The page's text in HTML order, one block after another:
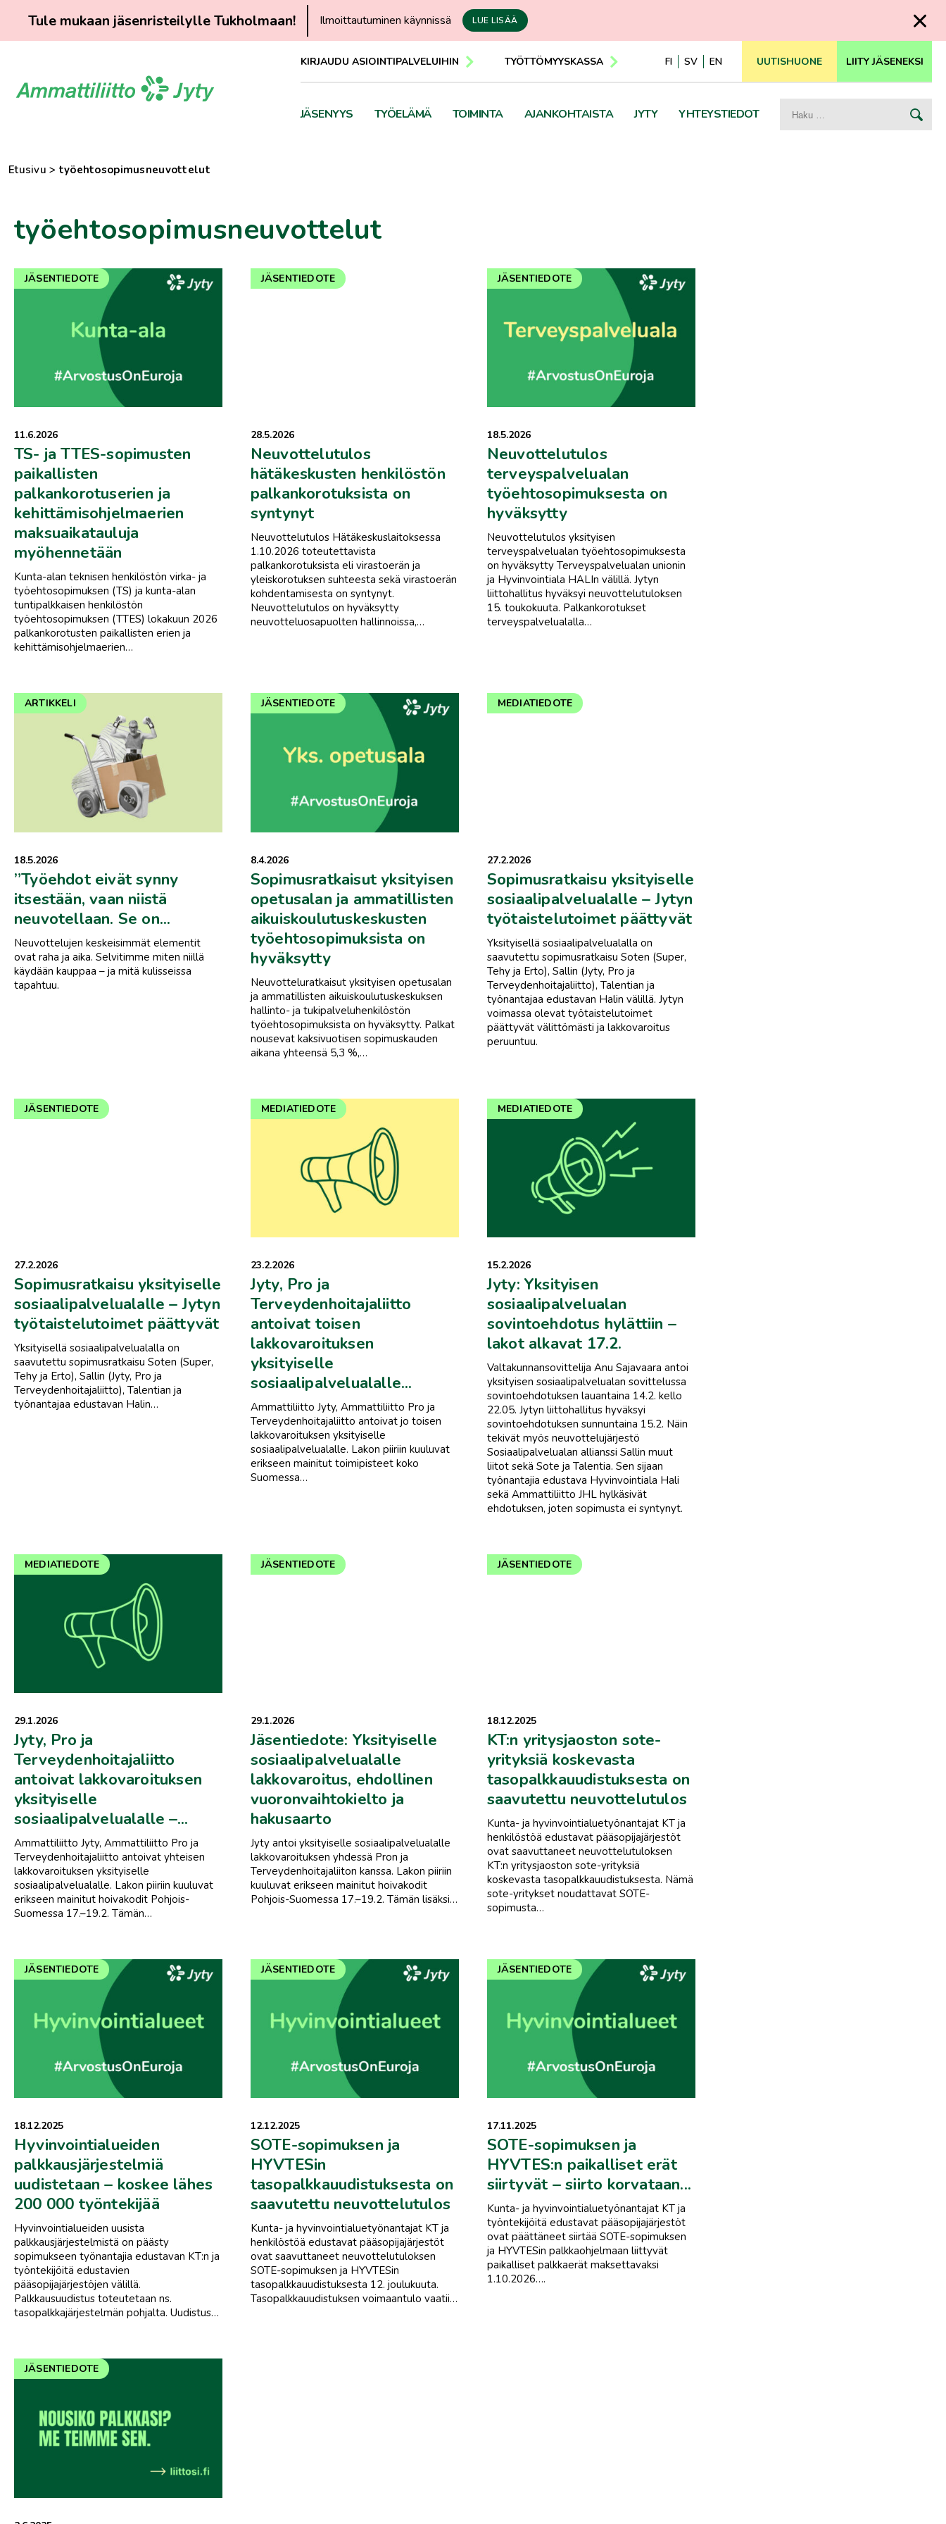
Tule mukaan jäsenristeilylle Tukholmaan! Ilmoittautuminen käynnissä LUE LISÄÄ
sisältöön
KIRJAUDU ASIOINTIPALVELUIHIN TYÖTTÖMYYSKASSA FI SV EN UUTISHUONE LIITY JÄSENEKSI
JÄSENYYS TYÖELÄMÄ TOIMINTA AJANKOHTAISTA JYTY YHTEYSTIEDOT Haku:
Etusivu > työehtosopimusneuvottelut
työehtosopimusneuvottelut
JÄSENTIEDOTE
11.6.2026
TS- ja TTES-sopimusten
paikallisten
palkankorotuserien ja
kehittämisohjelmaerien
maksuaikatauluja
myöhennetään
Kunta-alan teknisen henkilöstön virka- ja
työehtosopimuksen (TS) ja kunta-alan
tuntipalkkaisen henkilöstön
työehtosopimuksen (TTES) lokakuun 2026
palkankorotusten paikallisten erien ja
kehittämisohjelmaerien…
JÄSENTIEDOTE
28.5.2026
Neuvottelutulos
hätäkeskusten henkilöstön
palkankorotuksista on
syntynyt
Neuvottelutulos Hätäkeskuslaitoksessa
1.10.2026 toteutettavista
palkankorotuksista eli virastoerän ja
yleiskorotuksen suhteesta sekä virastoerän
kohdentamisesta on syntynyt.
Neuvottelutulos on hyväksytty
neuvotteluosapuolten hallinnoissa,…
JÄSENTIEDOTE
18.5.2026
Neuvottelutulos
terveyspalvelualan
työehtosopimuksesta on
hyväksytty
Neuvottelutulos yksityisen
terveyspalvelualan työehtosopimuksesta
on hyväksytty Terveyspalvelualan unionin
ja Hyvinvointiala HALIn välillä. Jytyn
liittohallitus hyväksyi neuvottelutuloksen
15. toukokuuta. Palkankorotukset
terveyspalvelualalla…
ARTIKKELI
18.5.2026
”Työehdot eivät synny
itsestään, vaan niistä
neuvotellaan. Se on...
Neuvottelujen keskeisimmät elementit
ovat raha ja aika. Selvitimme miten niillä
käydään kauppaa – ja mitä kulisseissa
tapahtuu.
JÄSENTIEDOTE
8.4.2026
Sopimusratkaisut yksityisen
opetusalan ja ammatillisten
aikuiskoulutuskeskusten
työehtosopimuksista on
hyväksytty
Neuvotteluratkaisut yksityisen opetusalan
ja ammatillisten aikuiskoulutuskeskuksen
hallinto- ja tukipalveluhenkilöstön
työehtosopimuksista on hyväksytty. Palkat
nousevat kaksivuotisen sopimuskauden
aikana yhteensä 5,3 %,…
MEDIATIEDOTE
27.2.2026
Sopimusratkaisu yksityiselle
sosiaalipalvelualalle – Jytyn
työtaistelutoimet päättyvät
Yksityisellä sosiaalipalvelualalla on
saavutettu sopimusratkaisu Soten (Super,
Tehy ja Erto), Sallin (Jyty, Pro ja
Terveydenhoitajaliitto), Talentian ja
työnantajaa edustavan Halin välillä. Jytyn
voimassa olevat työtaistelutoimet
päättyvät välittömästi ja lakkovaroitus
peruuntuu.
JÄSENTIEDOTE
27.2.2026
Sopimusratkaisu yksityiselle
sosiaalipalvelualalle – Jytyn
työtaistelutoimet päättyvät
Yksityisellä sosiaalipalvelualalla on
saavutettu sopimusratkaisu Soten (Super,
Tehy ja Erto), Sallin (Jyty, Pro ja
Terveydenhoitajaliitto), Talentian ja
työnantajaa edustavan Halin…
MEDIATIEDOTE
23.2.2026
Jyty, Pro ja
Terveydenhoitajaliitto
antoivat toisen
lakkovaroituksen
yksityiselle
sosiaalipalvelualalle...
Ammattiliitto Jyty, Ammattiliitto Pro ja
Terveydenhoitajaliitto antoivat jo toisen
lakkovaroituksen yksityiselle
sosiaalipalvelualalle. Lakon piiriin kuuluvat
erikseen mainitut toimipisteet koko
Suomessa…
MEDIATIEDOTE
15.2.2026
Jyty: Yksityisen
sosiaalipalvelualan
sovintoehdotus hylättiin –
lakot alkavat 17.2.
Valtakunnansovittelija Anu Sajavaara antoi
yksityisen sosiaalipalvelualan sovittelussa
sovintoehdotuksen lauantaina 14.2. kello
22.05. Jytyn liittohallitus hyväksyi
sovintoehdotuksen sunnuntaina 15.2. Näin
tekivät myös neuvottelujärjestö
Sosiaalipalvelualan allianssi Sallin muut
liitot sekä Sote ja Talentia. Sen sijaan
työnantajia edustava Hyvinvointiala Hali
sekä Ammattiliitto JHL hylkäsivät
ehdotuksen, joten sopimusta ei syntynyt.
MEDIATIEDOTE
29.1.2026
Jyty, Pro ja
Terveydenhoitajaliitto
antoivat lakkovaroituksen
yksityiselle
sosiaalipalvelualalle –...
Ammattiliitto Jyty, Ammattiliitto Pro ja
Terveydenhoitajaliitto antoivat yhteisen
lakkovaroituksen yksityiselle
sosiaalipalvelualalle. Lakon piiriin kuuluvat
erikseen mainitut hoivakodit Pohjois-
Suomessa 17.–19.2. Tämän…
JÄSENTIEDOTE
29.1.2026
Jäsentiedote: Yksityiselle
sosiaalipalvelualalle
lakkovaroitus, ehdollinen
vuoronvaihtokielto ja
hakusaarto
Jyty antoi yksityiselle sosiaalipalvelualalle
lakkovaroituksen yhdessä Pron ja
Terveydenhoitajaliiton kanssa. Lakon piiriin
kuuluvat erikseen mainitut hoivakodit
Pohjois-Suomessa 17.–19.2. Tämän lisäksi…
JÄSENTIEDOTE
18.12.2025
KT:n yritysjaoston sote-
yrityksiä koskevasta
tasopalkkauudistuksesta on
saavutettu neuvottelutulos
Kunta- ja hyvinvointialuetyönantajat KT ja
henkilöstöä edustavat pääsopijajärjestöt
ovat saavuttaneet neuvottelutuloksen
KT:n yritysjaoston sote-yrityksiä
koskevasta tasopalkkauudistuksesta. Nämä
sote-yritykset noudattavat SOTE-
sopimusta…
JÄSENTIEDOTE
18.12.2025
Hyvinvointialueiden
palkkausjärjestelmiä
uudistetaan – koskee lähes
200 000 työntekijää
Hyvinvointialueiden uusista
palkkausjärjestelmistä on päästy
sopimukseen työnantajia edustavan KT:n ja
työntekijöitä edustavien
pääsopijajärjestöjen välillä.
Palkkausuudistus toteutetaan ns.
tasopalkkajärjestelmän pohjalta. Uudistus…
JÄSENTIEDOTE
12.12.2025
SOTE-sopimuksen ja
HYVTESin
tasopalkkauudistuksesta on
saavutettu neuvottelutulos
Kunta- ja hyvinvointialuetyönantajat KT ja
henkilöstöä edustavat pääsopijajärjestöt
ovat saavuttaneet neuvottelutuloksen
SOTE-sopimuksen ja HYVTESin
tasopalkkauudistuksesta 12. joulukuuta.
Tasopalkkauudistuksen voimaantulo vaatii…
JÄSENTIEDOTE
17.11.2025
SOTE-sopimuksen ja
HYVTES:n paikalliset erät
siirtyvät – siirto korvataan...
Kunta- ja hyvinvointialuetyönantajat KT ja
työntekijöitä edustavat pääsopijajärjestöt
ovat päättäneet siirtää SOTE-sopimuksen
ja HYVTESin palkkaohjelmaan liittyvät
paikalliset palkkaerät maksettavaksi
1.10.2026….
JÄSENTIEDOTE